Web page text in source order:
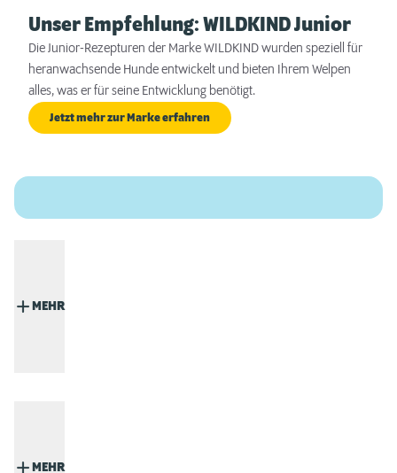
Unser Empfehlung: WILDKIND Junior
Die Junior-Rezepturen der Marke WILDKIND wurden speziell für
heranwachsende Hunde entwickelt und bieten Ihrem Welpen
alles, was er für seine Entwicklung benötigt.
Jetzt mehr zur Marke erfahren
MEHR
MEHR